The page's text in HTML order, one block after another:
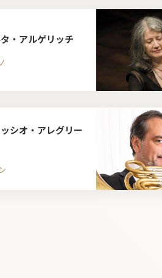
・アルゲリッチ
シオ・アレグリー